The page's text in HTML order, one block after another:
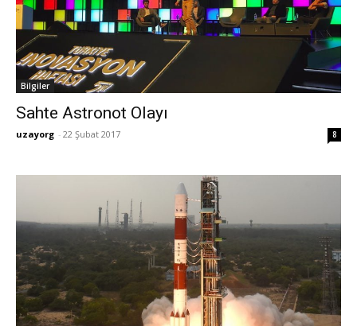
Bilgiler
Sahte Astronot Olayı
uzayorg - 22 Şubat 2017 8